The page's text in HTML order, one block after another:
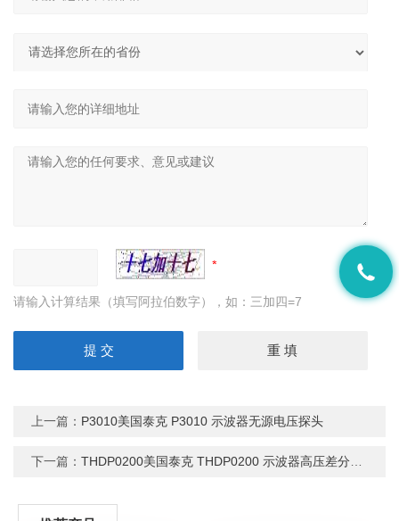
请输入计算结果（填写阿拉伯数字），如：三加四=7
上一篇： P3010美国泰克 P3010 示波器无源电压探头
下一篇：THDP0200美国泰克 THDP0200 示波器高压差分探头